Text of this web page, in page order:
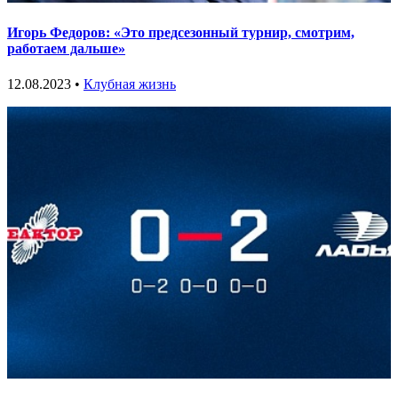
Игорь Федоров: «Это предсезонный турнир, смотрим,
работаем дальше»
12.08.2023 • Клубная жизнь